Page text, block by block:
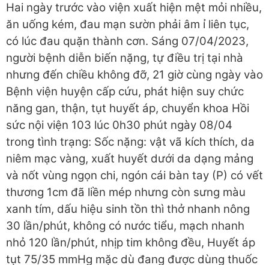
Hai ngày trước vào viện xuất hiện mệt mỏi nhiều,
ăn uống kém, đau mạn sườn phải âm ỉ liên tục,
có lúc đau quặn thành cơn. Sáng 07/04/2023,
người bệnh diễn biến nặng, tự điều trị tại nhà
nhưng đến chiều không đỡ, 21 giờ cùng ngày vào
Bệnh viện huyện cấp cứu, phát hiện suy chức
năng gan, thận, tụt huyết áp, chuyển khoa Hồi
sức nội viện 103 lúc 0h30 phút ngày 08/04
trong tình trạng: Sốc nặng: vật vã kích thích, da
niêm mạc vàng, xuất huyết dưới da dạng mảng
và nốt vùng ngọn chi, ngón cái bàn tay (P) có vết
thương 1cm đã liền mép nhưng còn sưng màu
xanh tím, dấu hiệu sinh tồn thì thở nhanh nông
30 lần/phút, không có nước tiểu, mạch nhanh
nhỏ 120 lần/phút, nhịp tim không đều, Huyết áp
tụt 75/35 mmHg mặc dù đang được dùng thuốc